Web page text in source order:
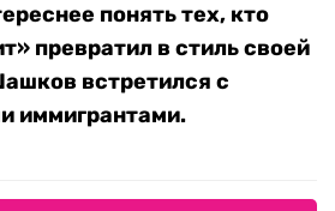
понять тех, кто
превратил в стиль своей
встретился с
иммигрантами.